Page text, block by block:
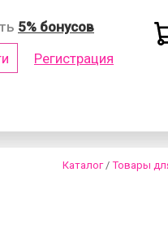
5% бонусов
Регистрация
Каталог / Товары